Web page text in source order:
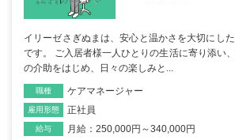
イリーゼさぎぬまは、安心と温かさを大切にし
です。 ご入居者様一人ひとりの生活に寄り添い
の介助をはじめ、日々の楽しみと...
職種 ケアマネージャー
雇用形態 正社員
給与 月給：250,000円～340,000円